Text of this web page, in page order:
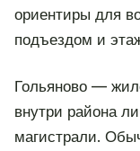
ориентиры для
подъездом и
Гольяново —
внутри района
магистрали.